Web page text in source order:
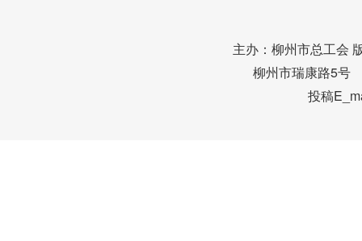
主办：柳州市总工会
柳州市瑞康路5
投稿